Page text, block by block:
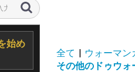
始め
全て | ウォーマン
その他のドゥウ